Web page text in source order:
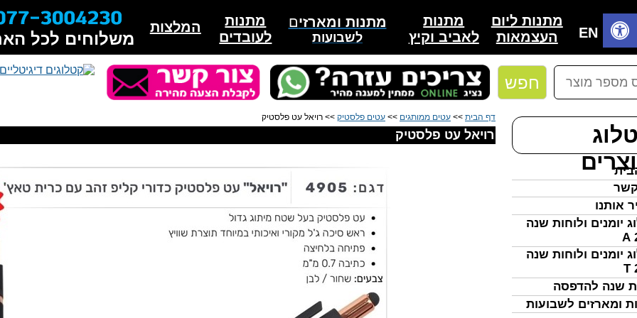
חפש
אותנו
יומנים ולוחות שנה
יומנים ולוחות שנה
שנה להדפסה
ומארזים לשבועות
EN
מתנות
לאביב וקיץ
המלצות
מתנות
לעובדים
מתנות ומארזים
לשבועות
מתנות ליום
העצמאות
משלוחים לכל
דף הבית >> עטים ממותגים >> עטים פלסטיק >> רויאל עט פלסטיק
רויאל עט פלסטיק